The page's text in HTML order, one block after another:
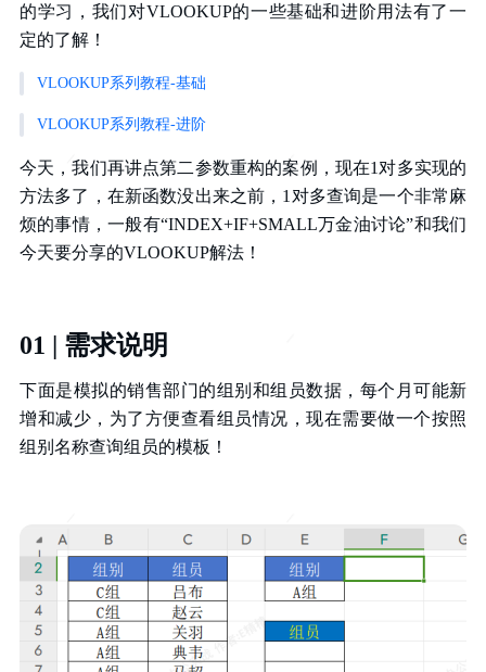
的学习，我们对VLOOKUP的一些基础和进阶用法有了一
定的了解！
VLOOKUP系列教程-基础
VLOOKUP系列教程-进阶
今天，我们再讲点第二参数重构的案例，现在1对多实现的
方法多了，在新函数没出来之前，1对多查询是一个非常麻
烦的事情，一般有“INDEX+IF+SMALL万金油讨论”和我们
今天要分享的VLOOKUP解法！
01 | 需求说明
下面是模拟的销售部门的组别和组员数据，每个月可能新
增和减少，为了方便查看组员情况，现在需要做一个按照
组别名称查询组员的模板！